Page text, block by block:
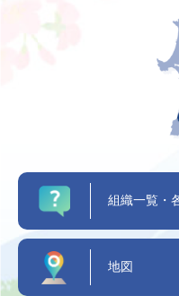
組織一覧・
地図